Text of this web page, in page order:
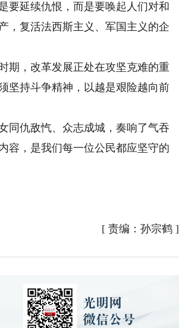
要延续仇恨，而是要唤起人们对和
，复活法西斯主义、军国主义的企
，改革发展正处在攻坚克难的重
坚持斗争精神，以越是艰险越向前
仇敌忾、众志成城，奏响了气吞
容，是我们每一位公民都应坚守的
[ 责编：孙宗鹤]